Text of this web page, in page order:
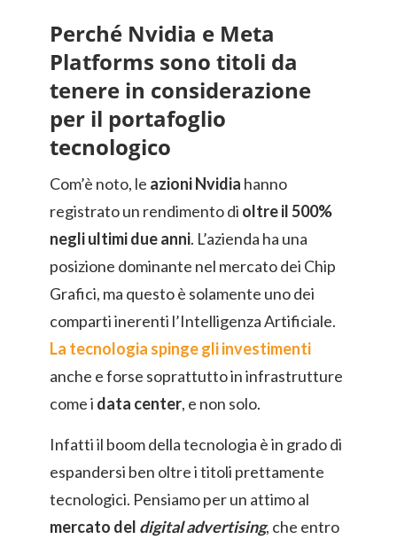
Perché Nvidia e Meta
Platforms sono titoli da
tenere in considerazione
per il portafoglio
tecnologico
Com’è noto, le azioni Nvidia hanno
registrato un rendimento di oltre il 500%
negli ultimi due anni. L’azienda ha una
posizione dominante nel mercato dei Chip
Grafici, ma questo è solamente uno dei
comparti inerenti l’Intelligenza Artificiale.
La tecnologia spinge gli investimenti
anche e forse soprattutto in infrastrutture
come i data center, e non solo.
Infatti il boom della tecnologia è in grado di
espandersi ben oltre i titoli prettamente
tecnologici. Pensiamo per un attimo al
mercato del digital advertising, che entro